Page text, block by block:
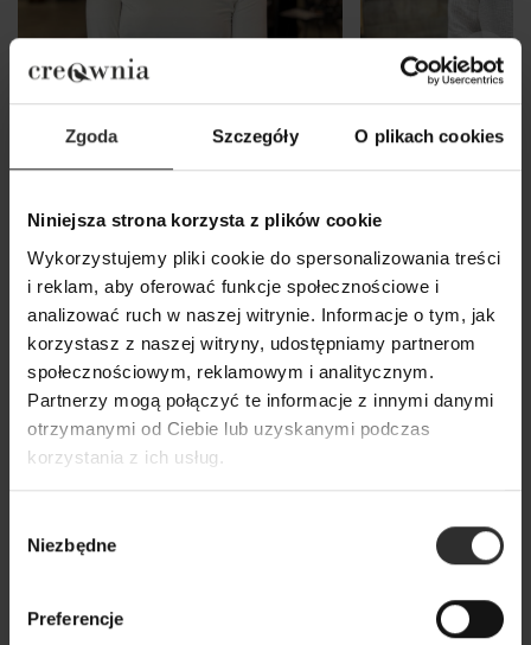
Zgoda Szczegóły O plikach cookies
Niniejsza strona korzysta z plików cookie
Wykorzystujemy pliki cookie do spersonalizowania treści
i reklam, aby oferować funkcje społecznościowe i
analizować ruch w naszej witrynie. Informacje o tym, jak
korzystasz z naszej witryny, udostępniamy partnerom
społecznościowym, reklamowym i analitycznym.
Partnerzy mogą połączyć te informacje z innymi danymi
otrzymanymi od Ciebie lub uzyskanymi podczas
korzystania z ich usług.
zgody
Niezbędne
Preferencje
Wiskozowa Bluzka na długi
rękaw w kolorze ecru Mery Ecru
179,00 zł
Biała Koszula
kołnierzykiem
guziki Victor
279,00 zł
Popularne produkty